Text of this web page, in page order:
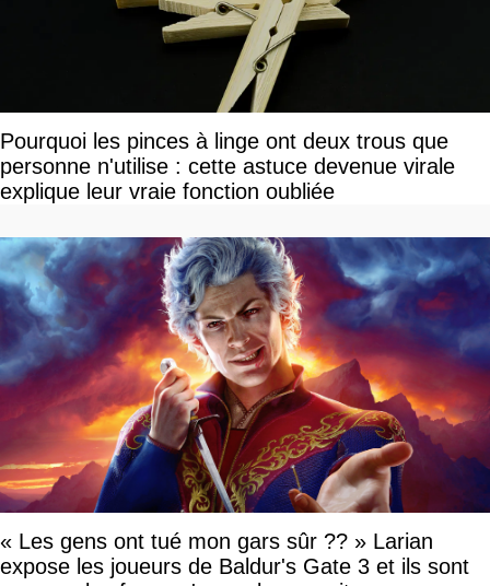
Pourquoi les pinces à linge ont deux trous que
personne n'utilise : cette astuce devenue virale
explique leur vraie fonction oubliée
« Les gens ont tué mon gars sûr ?? » Larian
expose les joueurs de Baldur's Gate 3 et ils sont